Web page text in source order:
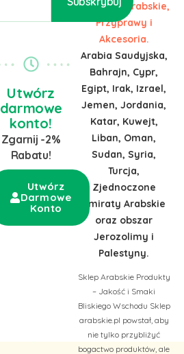
Słodycze Arabskie,
Przyprawy i
Akcesoria.
Arabia Saudyjska,
Bahrajn, Cypr,
Egipt, Irak, Izrael,
Jemen, Jordania,
Katar, Kuwejt,
Liban, Oman,
Sudan, Syria,
Turcja,
Zjednoczone
Emiraty Arabskie
oraz obszar
Jerozolimy i
Palestyny.
Sklep Arabskie Produkty
– Jakość i Smaki
Bliskiego Wschodu Sklep
arabskie.pl powstał, aby
nie tylko przybliżyć
bogactwo produktów, ale
Utwórz
darmowe
konto!
Zgarnij -2%
Rabatu!
Utwórz
Darmowe
Konto